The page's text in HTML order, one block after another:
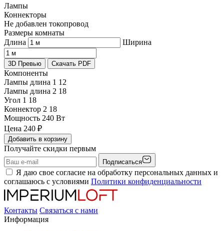
Лампы
Коннекторы
Не добавлен токопровод
Размеры комнаты
Длина
Ширина
3D Превью Скачать PDF
Компоненты
Лампы длина 1 12
Лампы длина 2 18
Угол 1 18
Коннектор 2 18
Мощность 240 Вт
Цена 240 ₽
Добавить в корзину
Получайте скидки первым
Подписаться
Я даю свое согласие на обработку персональных данных и
соглашаюсь с условиями Политики конфиденциальности
Контакты Связаться с нами
Информация